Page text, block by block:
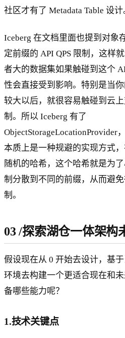
社区才有了 Metadata Table 设计
Iceberg 在文档里面也提到对象
定前缀的 API QPS 限制，这样
者大的数据集如果触碰到这个
性会直接受到影响。特别是当
较大以后，就很容易触碰到云上
制。所以 Iceberg 有了
ObjectStorageLocationProvider
本质上是一种规避的实现方式
随机的哈希，这个哈希就是为
制分散到不同的前缀，从而避免
制。
03/探索湖仓一体架构
假设现在从 0 开始去设计，基
环境去构建一个更适合现在和
备哪些能力呢？
1.技术关键点